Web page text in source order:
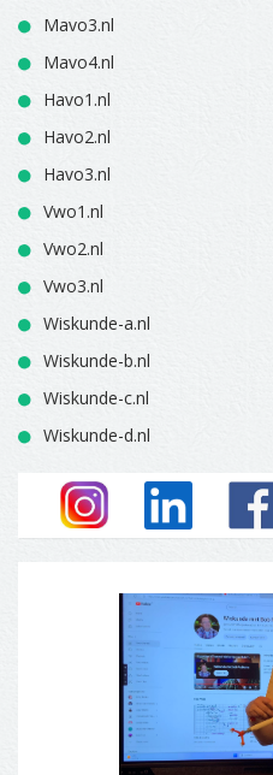
Mavo3.nl
Mavo4.nl
Havo1.nl
Havo2.nl
Havo3.nl
Vwo1.nl
Vwo2.nl
Vwo3.nl
Wiskunde-a.nl
Wiskunde-b.nl
Wiskunde-c.nl
Wiskunde-d.nl